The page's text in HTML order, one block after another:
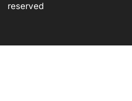
reserved